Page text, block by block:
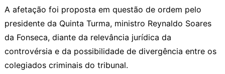
A afetação foi proposta em questão de ordem pelo
presidente da Quinta Turma, ministro Reynaldo Soares
da Fonseca, diante da relevância jurídica da
controvérsia e da possibilidade de divergência entre os
colegiados criminais do tribunal.